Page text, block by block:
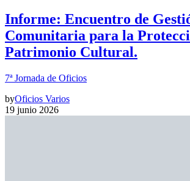
Informe: Encuentro de
Comunitaria para la
Patrimonio Cultural.
7ª Jornada de Oficios
byOficios Varios
19 junio 2026